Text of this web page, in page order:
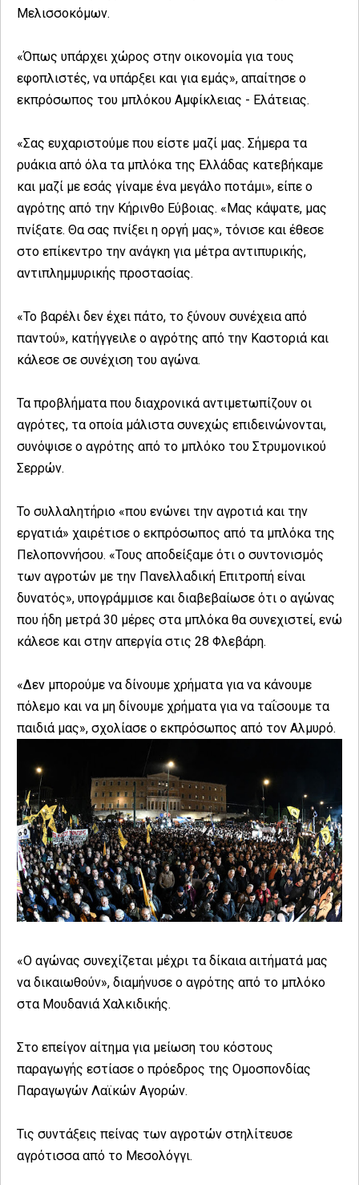
Μελισσοκόμων.
«Όπως υπάρχει χώρος στην οικονομία για τους
εφοπλιστές, να υπάρξει και για εμάς», απαίτησε ο
εκπρόσωπος του μπλόκου Αμφίκλειας - Ελάτειας.
«Σας ευχαριστούμε που είστε μαζί μας. Σήμερα τα
ρυάκια από όλα τα μπλόκα της Ελλάδας κατεβήκαμε
και μαζί με εσάς γίναμε ένα μεγάλο ποτάμι», είπε ο
αγρότης από την Κήρινθο Εύβοιας. «Μας κάψατε, μας
πνίξατε. Θα σας πνίξει η οργή μας», τόνισε και έθεσε
στο επίκεντρο την ανάγκη για μέτρα αντιπυρικής,
αντιπλημμυρικής προστασίας.
«Το βαρέλι δεν έχει πάτο, το ξύνουν συνέχεια από
παντού», κατήγγειλε ο αγρότης από την Καστοριά και
κάλεσε σε συνέχιση του αγώνα.
Τα προβλήματα που διαχρονικά αντιμετωπίζουν οι
αγρότες, τα οποία μάλιστα συνεχώς επιδεινώνονται,
συνόψισε ο αγρότης από το μπλόκο του Στρυμονικού
Σερρών.
Το συλλαλητήριο «που ενώνει την αγροτιά και την
εργατιά» χαιρέτισε ο εκπρόσωπος από τα μπλόκα της
Πελοποννήσου. «Τους αποδείξαμε ότι ο συντονισμός
των αγροτών με την Πανελλαδική Επιτροπή είναι
δυνατός», υπογράμμισε και διαβεβαίωσε ότι ο αγώνας
που ήδη μετρά 30 μέρες στα μπλόκα θα συνεχιστεί, ενώ
κάλεσε και στην απεργία στις 28 Φλεβάρη.
«Δεν μπορούμε να δίνουμε χρήματα για να κάνουμε
πόλεμο και να μη δίνουμε χρήματα για να ταΐσουμε τα
παιδιά μας», σχολίασε ο εκπρόσωπος από τον Αλμυρό.
«Ο αγώνας συνεχίζεται μέχρι τα δίκαια αιτήματά μας
να δικαιωθούν», διαμήνυσε ο αγρότης από το μπλόκο
στα Μουδανιά Χαλκιδικής.
Στο επείγον αίτημα για μείωση του κόστους
παραγωγής εστίασε ο πρόεδρος της Ομοσπονδίας
Παραγωγών Λαϊκών Αγορών.
Τις συντάξεις πείνας των αγροτών στηλίτευσε
αγρότισσα από το Μεσολόγγι.